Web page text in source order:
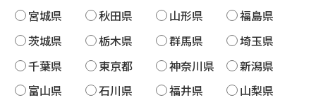
宮城県
秋田県 山形県
福島県
茨城県
栃木県 群馬県
埼玉県
千葉県
東京都 神奈川県
新潟県
富山県
石川県 福井県
山梨県